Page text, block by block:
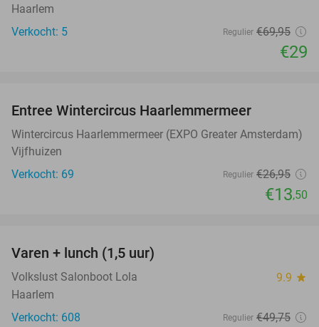
Haarlem
Verkocht: 5
Regulier €69,95
€29
Entree Wintercircus Haarlemmermeer
Wintercircus Haarlemmermeer (EXPO Greater Amsterdam)
Vijfhuizen
Verkocht: 69
Regulier €26,95
€13,50
Varen + lunch (1,5 uur)
Volkslust Salonboot Lola 9.9 star
Haarlem
Verkocht: 608
Regulier €49,75